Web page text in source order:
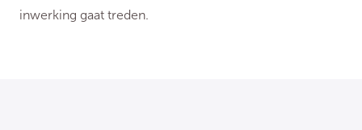
inwerking gaat treden.